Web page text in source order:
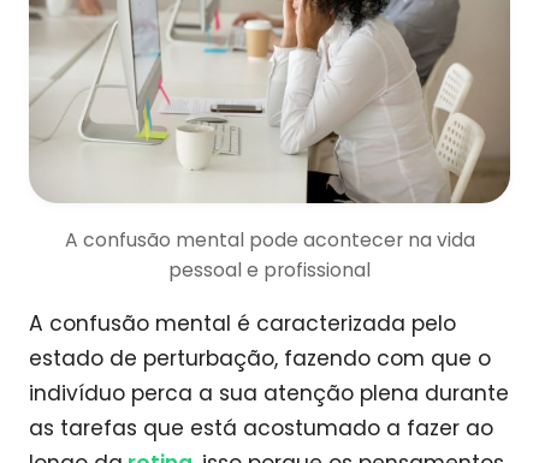
A confusão mental pode acontecer na vida
pessoal e profissional
A confusão mental é caracterizada pelo
estado de perturbação, fazendo com que o
indivíduo perca a sua atenção plena durante
as tarefas que está acostumado a fazer ao